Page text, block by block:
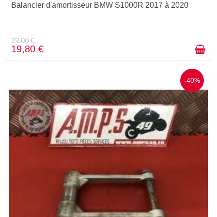
Balancier d'amortisseur BMW S1000R 2017 à 2020
22,00 €
19,80 €
-40%